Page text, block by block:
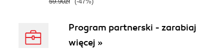
Program partnerski - zarabiaj
więcej »